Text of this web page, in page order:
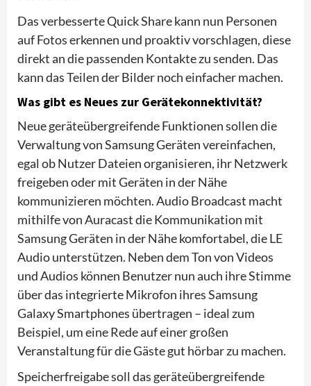
Das verbesserte Quick Share kann nun Personen
auf Fotos erkennen und proaktiv vorschlagen, diese
direkt an die passenden Kontakte zu senden. Das
kann das Teilen der Bilder noch einfacher machen.
Was gibt es Neues zur Gerätekonnektivität?
Neue geräteübergreifende Funktionen sollen die
Verwaltung von Samsung Geräten vereinfachen,
egal ob Nutzer Dateien organisieren, ihr Netzwerk
freigeben oder mit Geräten in der Nähe
kommunizieren möchten. Audio Broadcast macht
mithilfe von Auracast die Kommunikation mit
Samsung Geräten in der Nähe komfortabel, die LE
Audio unterstützen. Neben dem Ton von Videos
und Audios können Benutzer nun auch ihre Stimme
über das integrierte Mikrofon ihres Samsung
Galaxy Smartphones übertragen – ideal zum
Beispiel, um eine Rede auf einer großen
Veranstaltung für die Gäste gut hörbar zu machen.
Speicherfreigabe soll das geräteübergreifende